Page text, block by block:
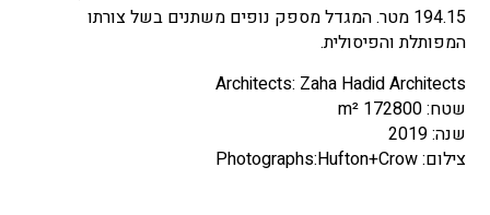
194.15 מטר. המגדל מספק נופים משתנים בשל צורתו
המפותלת והפיסולית.
Architects: Zaha Hadid Architects
שטח: 172800 m²
שנה: 2019
צילום: Photographs:Hufton+Crow